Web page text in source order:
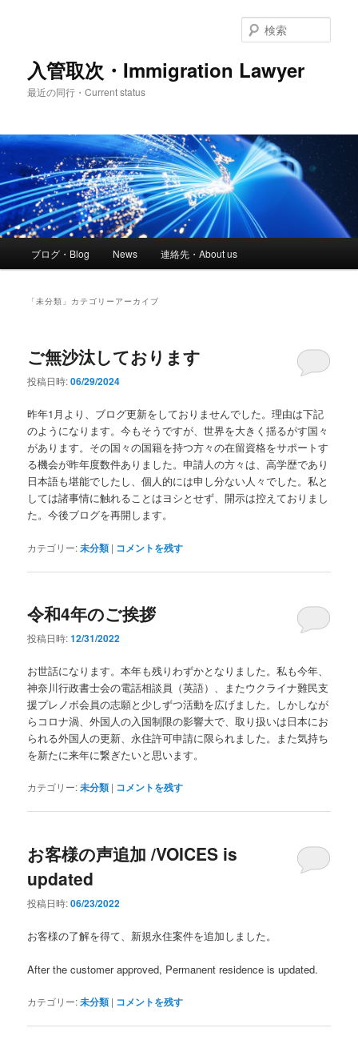
へ
移
動
移
動
入管取次・Immigration Lawyer
最近の同行・Current status
索
ブログ・Blog News 連絡先・About us
「未分類 」カテゴリーアーカイブ
ご無沙汰しております
投稿日時:06/29/2024
昨年1月より、ブログ更新をしておりませんでした。理由は下記
のようになります。今もそうですが、世界を大きく揺るがす国々
があります。その国々の国籍を持つ方々の在留資格をサポートす
る機会が昨年度数件ありました。申請人の方々は、高学歴であり
日本語も堪能でしたし、個人的には申し分ない人々でした。私と
しては諸事情に触れることはヨシとせず、開示は控えておりまし
た。今後ブログを再開します。
カテゴリー:未分類 | コメントを残す
令和4年のご挨拶
投稿日時:12/31/2022
お世話になります。本年も残りわずかとなりました。私も今年、
神奈川行政書士会の電話相談員（英語）、またウクライナ難民支
援プレノボ会員の志願と少しずつ活動を広げました。しかしなが
らコロナ渦、外国人の入国制限の影響大で、取り扱いは日本にお
られる外国人の更新、永住許可申請に限られました。また気持ち
を新たに来年に繋ぎたいと思います。
カテゴリー:未分類 | コメントを残す
お客様の声追加 /VOICES is
updated
投稿日時:06/23/2022
お客様の了解を得て、新規永住案件を追加しました。
After the customer approved, Permanent residence is updated.
カテゴリー:未分類 | コメントを残す